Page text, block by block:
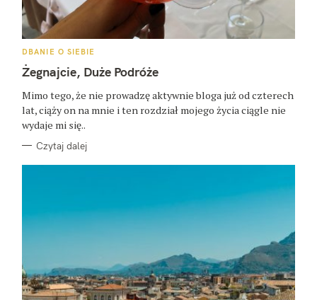
K
T
E
O
R
I
DBANIE O SIEBIE
Żegnajcie, Duże Podróże
Mimo tego, że nie prowadzę aktywnie bloga już od czterech
lat, ciąży on na mnie i ten rozdział mojego życia ciągle nie
wydaje mi się..
Czytaj dalej